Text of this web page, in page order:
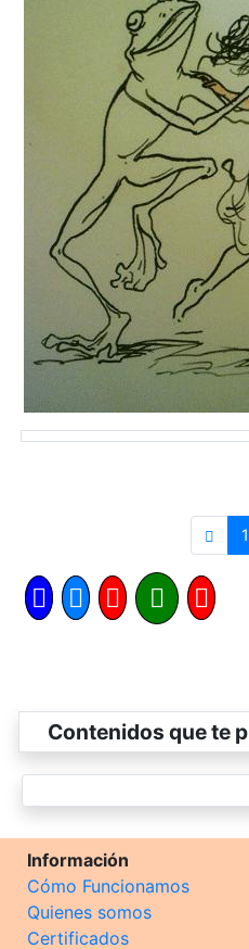
1
Contenidos que te
Información
Cómo Funcionamos
Quienes somos
Certificados